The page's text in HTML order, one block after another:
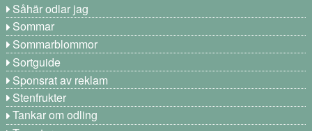
Såhär odlar jag
Sommar
Sommarblommor
Sortguide
Sponsrat av reklam
Stenfrukter
Tankar om odling